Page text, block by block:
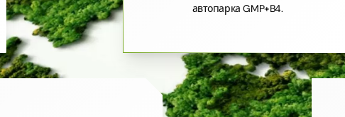
автопарка GMP+B4.